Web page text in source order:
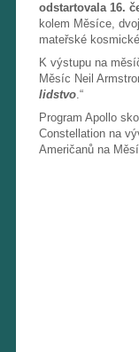
odstartovala 16.
kolem Měsíce,
mateřské
K výstupu na
Měsíc Neil
lidstvo.“
Program Apollo
Constellation na
Američanů na